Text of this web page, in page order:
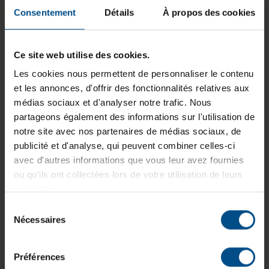
Consentement Détails À propos des cookies
Ce site web utilise des cookies.
Les cookies nous permettent de personnaliser le contenu
et les annonces, d'offrir des fonctionnalités relatives aux
médias sociaux et d'analyser notre trafic. Nous
partageons également des informations sur l'utilisation de
notre site avec nos partenaires de médias sociaux, de
publicité et d'analyse, qui peuvent combiner celles-ci
avec d'autres informations que vous leur avez fournies
ou qu'ils ont collectées lors de votre utilisation de leurs
Nécessaires
Préférences
Informations sur le produit
Conformément à nos Conditions Générales de Vente
et à notre politique écologique, les frais liés à une
seconde livraison - qu’il s’agisse d’un échec de
livraison initial ou d’une panne non avérée dans le
cadre d’un SAV - sont à la charge du client.
Ces frais comprennent :
La manutention
Le réemballage de votre produit
Le coût du transport
Votre colis sera expédié à la même adresse que celle
indiquée dans votre commande initiale.